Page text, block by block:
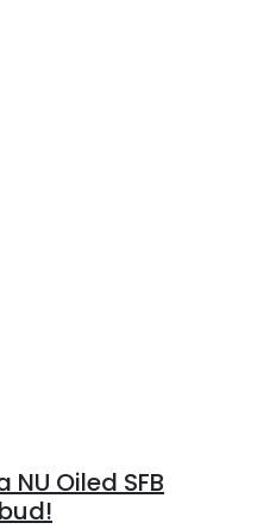
Oiled SFB